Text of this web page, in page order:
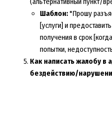
Шаблон:"Прошу
[услуги] и
получения в срок
попытки,
Как написать жалобу в
бездействию/